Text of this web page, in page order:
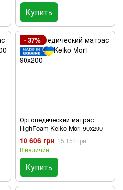
Купить
- 37%
Ортопедический матрас
HighFoam Keiko Mori 90х200
10 606 грн 15 151 грн
В наличии
Купить